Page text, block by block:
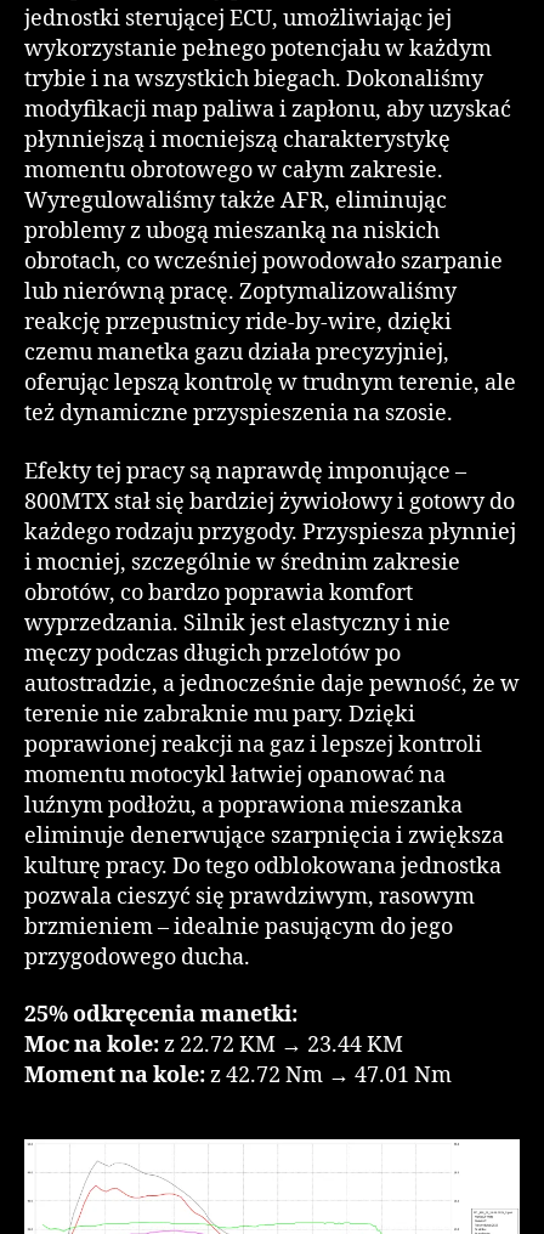
jednostki sterującej ECU, umożliwiając jej
wykorzystanie pełnego potencjału w każdym
trybie i na wszystkich biegach. Dokonaliśmy
modyfikacji map paliwa i zapłonu, aby uzyskać
płynniejszą i mocniejszą charakterystykę
momentu obrotowego w całym zakresie.
Wyregulowaliśmy także AFR, eliminując
problemy z ubogą mieszanką na niskich
obrotach, co wcześniej powodowało szarpanie
lub nierówną pracę. Zoptymalizowaliśmy
reakcję przepustnicy ride-by-wire, dzięki
czemu manetka gazu działa precyzyjniej,
oferując lepszą kontrolę w trudnym terenie, ale
też dynamiczne przyspieszenia na szosie.
Efekty tej pracy są naprawdę imponujące –
800MTX stał się bardziej żywiołowy i gotowy do
każdego rodzaju przygody. Przyspiesza płynniej
i mocniej, szczególnie w średnim zakresie
obrotów, co bardzo poprawia komfort
wyprzedzania. Silnik jest elastyczny i nie
męczy podczas długich przelotów po
autostradzie, a jednocześnie daje pewność, że w
terenie nie zabraknie mu pary. Dzięki
poprawionej reakcji na gaz i lepszej kontroli
momentu motocykl łatwiej opanować na
luźnym podłożu, a poprawiona mieszanka
eliminuje denerwujące szarpnięcia i zwiększa
kulturę pracy. Do tego odblokowana jednostka
pozwala cieszyć się prawdziwym, rasowym
brzmieniem – idealnie pasującym do jego
przygodowego ducha.
25% odkręcenia manetki:
Moc na kole:z 22.72 KM → 23.44 KM
Moment na kole:z 42.72 Nm → 47.01 Nm